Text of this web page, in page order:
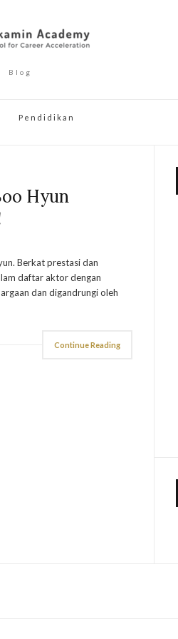
Blog
Pendidikan
Hyun
Berkat prestasi dan
daftar aktor dengan
dan digandrungi oleh
Continue Reading